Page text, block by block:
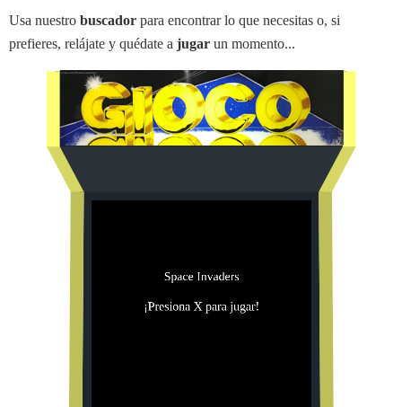
Usa nuestro buscador para encontrar lo que necesitas o, si
prefieres, relájate y quédate a jugar un momento...